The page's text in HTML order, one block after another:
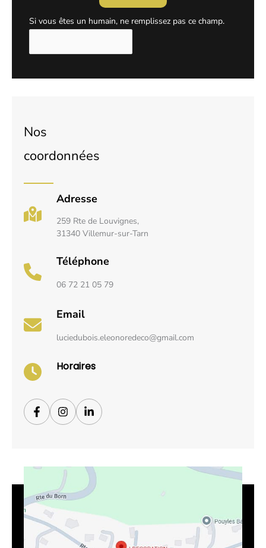
Si vous êtes un humain, ne remplissez pas ce champ.
Nos
coordonnées
Adresse
259 Rte de Louvignes,
31340 Villemur-sur-Tarn
Téléphone
06 72 21 05 79
Email
luciedubois.eleonoredeco@gmail.com
Horaires